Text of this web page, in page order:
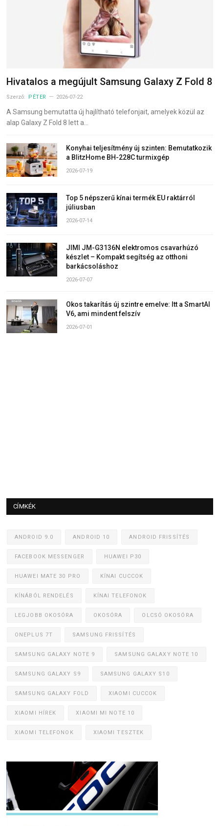
Hivatalos a megújult Samsung Galaxy Z Fold 8
Szerző: PÉTER 2026-07-22
A Samsung bemutatta új hajlítható telefonjait, amelyek közül az
alap Galaxy Z Fold 8 lett a…
Konyhai teljesítmény új szinten: Bemutatkozik
a BlitzHome BH-228C turmixgép
2026-07-19
Top 5 népszerű kínai termék EU raktárról
júliusban
2026-07-14
JIMI JM-G3136N elektromos csavarhúzó
készlet – Kompakt segítség az otthoni
barkácsoláshoz
2026-07-07
Okos takarítás új szintre emelve: Itt a SmartAI
V6, ami mindent felszív
2026-07-01
CÍMKÉK
ANDROID 9.0 ANDROID 10 ANDROID FRISSÍTÉS
FACEBOOK MESSENGER HUAWEI P30
HUAWEI MATE 30 PRO KÍNAI CUCCOK
KÍNÁBÓL RENDELÉS KÍNAI TELEFONOK
LEGJOBB OKOSÓRA OKOSÓRA OLCSÓ OKOSÓRA
ONEPLUS 7T SAMSUNG FRISSÍTÉS
SAMSUNG GALAXY NOTE 9 SAMSUNG GALAXY NOTE 10
SAMSUNG GALAXY S9 SAMSUNG GALAXY S10
SAMSUNG GALAXY FOLD XIAOMI CUCCOK
XIAOMI HÍREK XIAOMI MI NOTE 10
XIAOMI TELEFONOK XIAOMI TESZTEK